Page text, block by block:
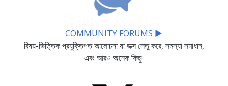
COMMUNITY FORUMS ▶
বিষয়-ভিত্তিক প্রযুক্তিগত আলোচনা যা ডক্স সেতু করে, সমস্যা সমাধান,
এবং আরও অনেক কিছু৷